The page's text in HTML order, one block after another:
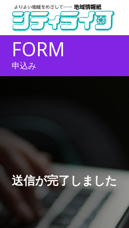
FORM
申込み
送信が完了しました